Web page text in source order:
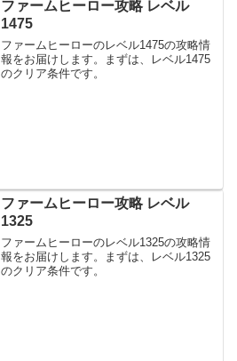
ファームヒーロー攻略 レベル
1475
ファームヒーローのレベル1475の攻略情
報をお届けします。まずは、レベル1475
のクリア条件です。
ファームヒーロー攻略 レベル
1325
ファームヒーローのレベル1325の攻略情
報をお届けします。まずは、レベル1325
のクリア条件です。